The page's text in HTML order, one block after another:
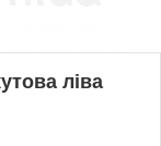
ліва